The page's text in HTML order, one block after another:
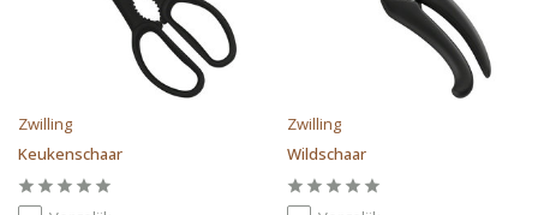
Zwilling
Keukenschaar
Zwilling
Wildschaar